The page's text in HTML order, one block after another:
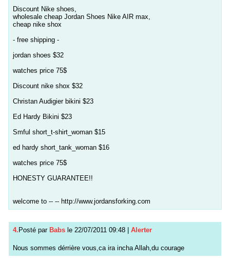
Discount Nike shoes,
wholesale cheap Jordan Shoes Nike AIR max,
cheap nike shox
- free shipping -
jordan shoes $32
watches price 75$
Discount nike shox $32
Christan Audigier bikini $23
Ed Hardy Bikini $23
Smful short_t-shirt_woman $15
ed hardy short_tank_woman $16
watches price 75$
HONESTY GUARANTEE!!
welcome to -- -- http://www.jordansforking.com
4. Posté par Babs le 22/07/2011 09:48 Alerter
Nous sommes dérrière vous,ca ira incha Allah,du courage